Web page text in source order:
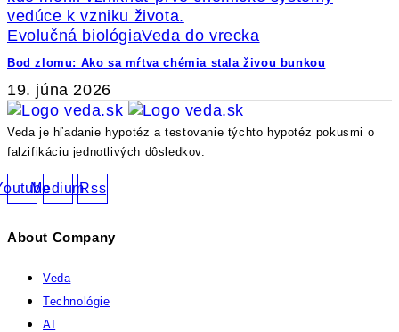
Evolučná biológiaVeda do vrecka
Bod zlomu: Ako sa mŕtva chémia stala živou bunkou
19. júna 2026
Veda je hľadanie hypotéz a testovanie týchto hypotéz pokusmi o
falzifikáciu jednotlivých dôsledkov.
MediumRss
About Company
Veda
Technológie
AI